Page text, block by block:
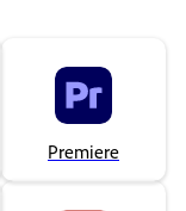
Premiere